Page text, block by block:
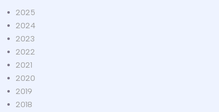
2025
2024
2023
2022
2021
2020
2019
2018